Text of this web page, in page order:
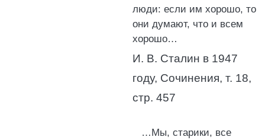
люди: если им хорошо, то
они думают, что и всем
хорошо…
И. В. Сталин в 1947
году, Сочинения, т. 18,
стр. 457
…Мы, старики, все